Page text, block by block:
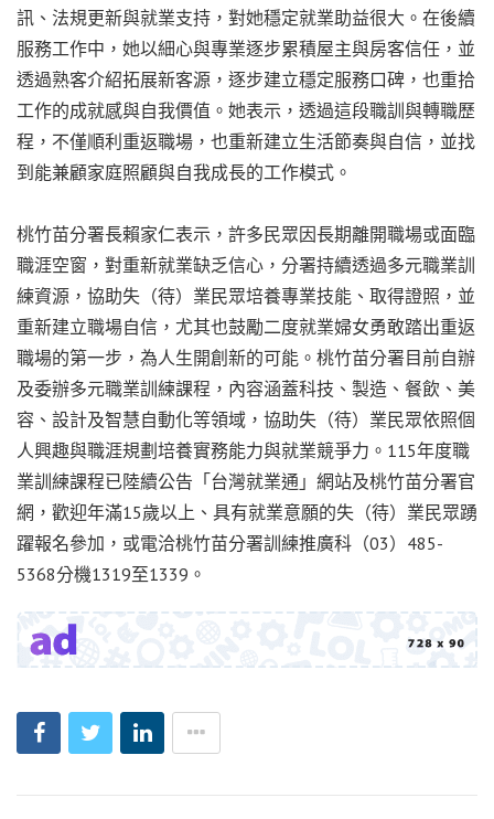
訊、法規更新與就業支持，對她穩定就業助益很大。在後續
服務工作中，她以細心與專業逐步累積屋主與房客信任，並
透過熟客介紹拓展新客源，逐步建立穩定服務口碑，也重拾
工作的成就感與自我價值。她表示，透過這段職訓與轉職歷
程，不僅順利重返職場，也重新建立生活節奏與自信，並找
到能兼顧家庭照顧與自我成長的工作模式。
桃竹苗分署長賴家仁表示，許多民眾因長期離開職場或面臨
職涯空窗，對重新就業缺乏信心，分署持續透過多元職業訓
練資源，協助失（待）業民眾培養專業技能、取得證照，並
重新建立職場自信，尤其也鼓勵二度就業婦女勇敢踏出重返
職場的第一步，為人生開創新的可能。桃竹苗分署目前自辦
及委辦多元職業訓練課程，內容涵蓋科技、製造、餐飲、美
容、設計及智慧自動化等領域，協助失（待）業民眾依照個
人興趣與職涯規劃培養實務能力與就業競爭力。115年度職
業訓練課程已陸續公告「台灣就業通」網站及桃竹苗分署官
網，歡迎年滿15歲以上、具有就業意願的失（待）業民眾踴
躍報名參加，或電洽桃竹苗分署訓練推廣科（03）485-
5368分機1319至1339。